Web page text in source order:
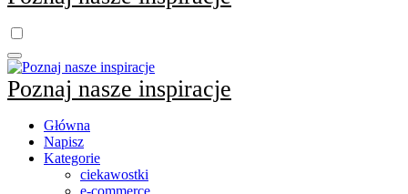
Poznaj nasze inspiracje
Główna
Napisz
Kategorie
ciekawostki
e-commerce